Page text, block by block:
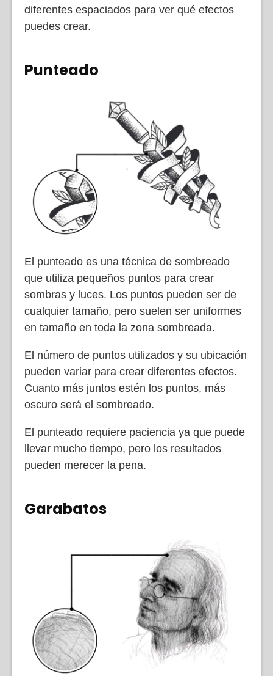
diferentes espaciados para ver qué efectos
puedes crear.
Punteado
El punteado es una técnica de sombreado
que utiliza pequeños puntos para crear
sombras y luces. Los puntos pueden ser de
cualquier tamaño, pero suelen ser uniformes
en tamaño en toda la zona sombreada.
El número de puntos utilizados y su ubicación
pueden variar para crear diferentes efectos.
Cuanto más juntos estén los puntos, más
oscuro será el sombreado.
El punteado requiere paciencia ya que puede
llevar mucho tiempo, pero los resultados
pueden merecer la pena.
Garabatos